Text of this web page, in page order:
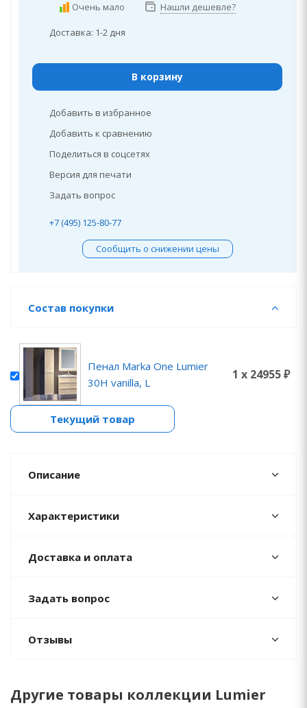
Очень мало Нашли дешевле?
Доставка: 1-2 дня
В корзину
Добавить в избранное
Добавить к сравнению
Поделиться в соцсетях
Версия для печати
Задать вопрос
+7 (495) 125-80-77
Сообщить о снижении цены
Состав покупки
Пенал Marka One Lumier
30Н vanilla, L
1 x 24955 ₽
Текущий товар
Описание
Характеристики
Доставка и оплата
Задать вопрос
Отзывы
Другие товары коллекции Lumier